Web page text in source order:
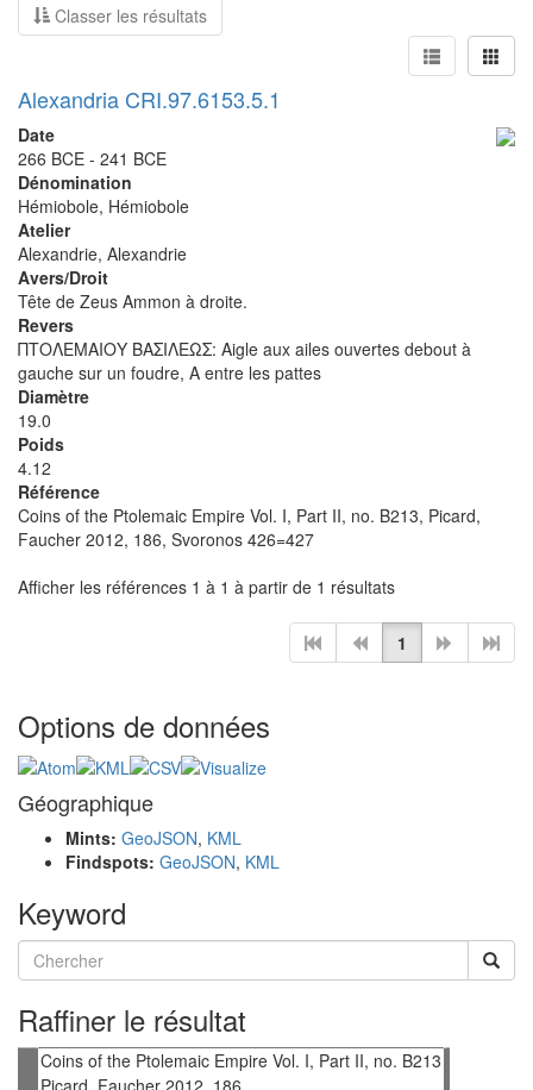
Classer les résultats
Alexandria CRI.97.6153.5.1
Date
266 BCE - 241 BCE
Dénomination
Hémiobole, Hémiobole
Atelier
Alexandrie, Alexandrie
Avers/Droit
Tête de Zeus Ammon à droite.
Revers
ΠΤΟΛΕΜΑΙΟΥ ΒΑΣΙΛΕΩΣ: Aigle aux ailes ouvertes debout à
gauche sur un foudre, A entre les pattes
Diamètre
19.0
Poids
4.12
Référence
Coins of the Ptolemaic Empire Vol. I, Part II, no. B213, Picard,
Faucher 2012, 186, Svoronos 426=427
Afficher les références 1 à 1 à partir de 1 résultats
1
Options de données
Géographique
Mints: GeoJSON, KML
Findspots: GeoJSON, KML
Keyword
Raffiner le résultat